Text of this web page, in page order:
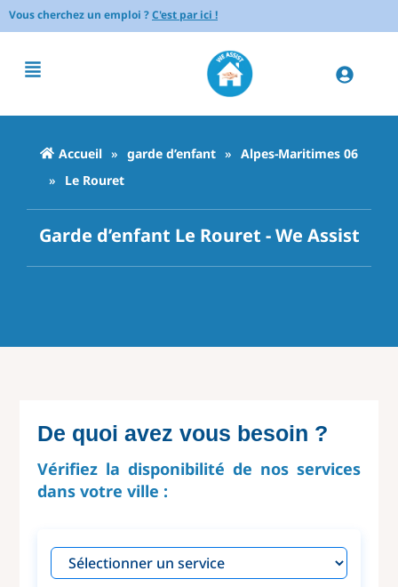
Vous cherchez un emploi ?C'est par ici !
Accueil » garde d’enfant » Alpes-Maritimes 06
»
Le Rouret
Garde d’enfant Le Rouret - We Assist
De quoi avez vous besoin ?
Vérifiez la disponibilité de nos services
dans votre ville :